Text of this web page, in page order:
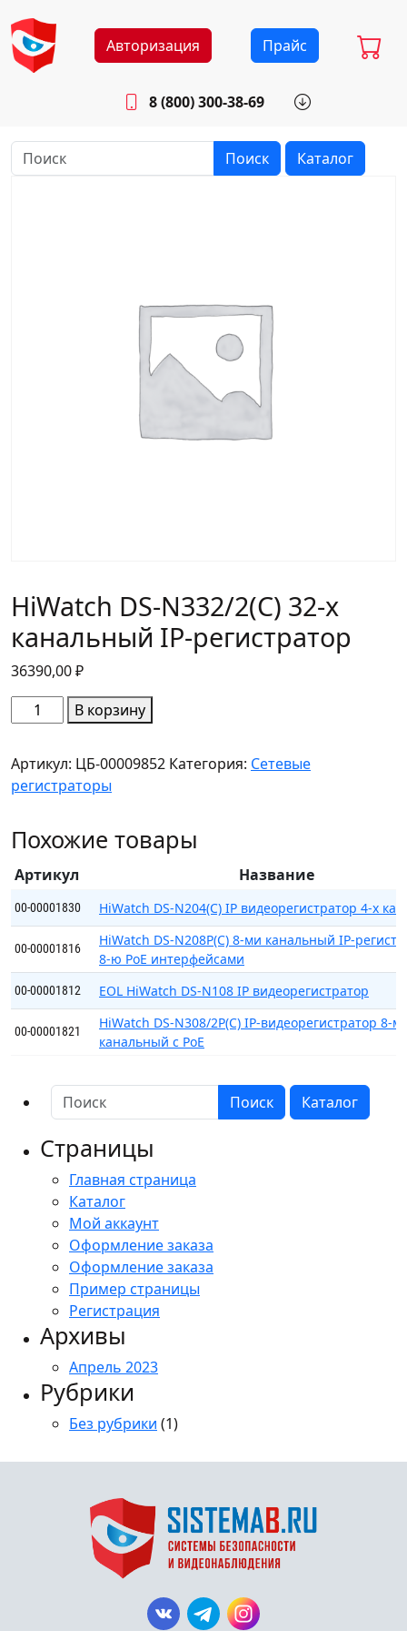
Авторизация Прайс
8 (800) 300-38-69
Будни: 8.30 - 17.00
Поиск Каталог
HiWatch DS-N332/2(C) 32-х
канальный IP-регистратор
36390,00₽
Количество
товара
DS-
N332/2(C)
х
IP-
регистратор
В корзину
Артикул: ЦБ-00009852 Категория: Сетевые
регистраторы
Похожие товары
Артикул Название
00-00001830 HiWatch DS-N204(C) IP видеорегистратор 4-х
00-00001816
HiWatch DS-N208P(C) 8-ми канальный IP-
8-ю PoE интерфейсами
00-00001812 EOL HiWatch DS-N108 IP видеорегистратор
00-00001821
HiWatch DS-N308/2P(C) IP-видеорегистратор 8-
канальный с PoE
Поиск Каталог
Страницы
Главная страница
Каталог
Мой аккаунт
Оформление заказа
Оформление заказа
Пример страницы
Регистрация
Архивы
Апрель 2023
Рубрики
Без рубрики (1)